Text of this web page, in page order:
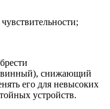
снижающий
его для невысоких
устройств.